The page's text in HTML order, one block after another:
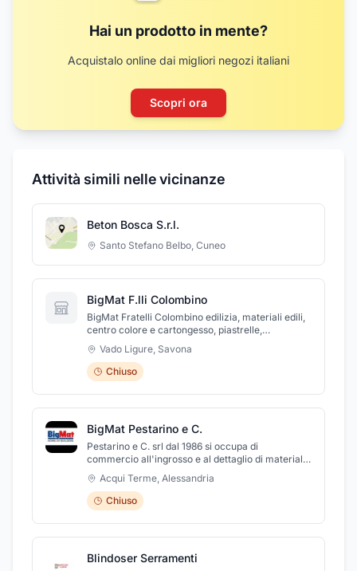
Hai un prodotto in mente?
Acquistalo online dai migliori negozi italiani
Scopri ora
Attività simili nelle vicinanze
Beton Bosca S.r.l.
Santo Stefano Belbo, Cuneo
BigMat F.lli Colombino
BigMat Fratelli Colombino edilizia, materiali edili,
centro colore e cartongesso, piastrelle,
ceramiche, rivestimenti ed arredamento per il
bagno a Vado Ligure in provincia di Savona.
Fratelli Colombino, eccellenza a Savona e in tutta
la Liguria nel settore dell’edilizia, ha un ampio
shoowroom a Vado Ligure a pochi minuti dal
casello autostradale di Savona.
Vado Ligure, Savona
Chiuso
BigMat Pestarino e C.
Pestarino e C. srl dal 1986 si occupa di
commercio all'ingrosso e al dettaglio di materiali
edili, pavimenti, rivestimenti, caminetti, arredo
bagno e articoli da giardino. Nel 2007 entra a far
parte del Gruppo BigMat, primo gruppo in Italia di
distributori indipendenti di materiale per la
costruzione e la ristrutturazione della casa. La
forza dell’azienda risiede nel personale altamente
professionale, per offrire sempre migliori
Acqui Terme, Alessandria
Chiuso
Blindoser Serramenti